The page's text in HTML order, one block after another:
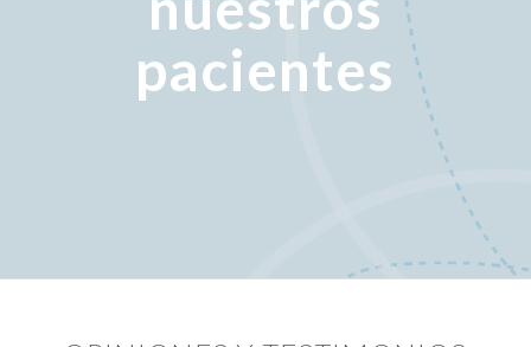
pacientes